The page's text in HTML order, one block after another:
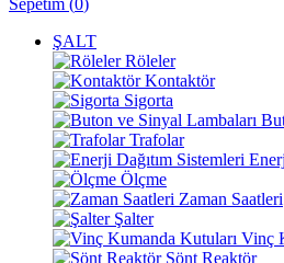
Sepetim (0)
ŞALT
Röleler
Kontaktör
Sigorta
Trafolar
Ölçme
Zaman Saatleri
Şalter
Vinç
Şönt Reaktör